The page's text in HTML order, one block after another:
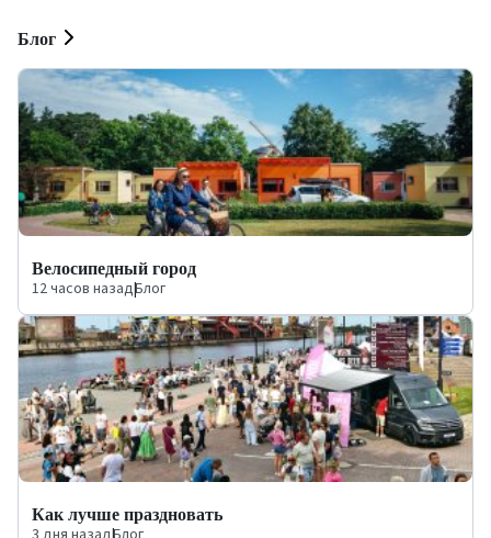
Блог
Велосипедный город
12 часов назад|Блог
Как лучше праздновать